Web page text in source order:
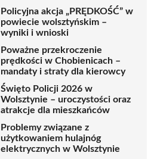
Policyjna akcja „PRĘDKOŚĆ” w
powiecie wolsztyńskim –
wyniki i wnioski
Poważne przekroczenie
prędkości w Chobienicach –
mandaty i straty dla kierowcy
Święto Policji 2026 w
Wolsztynie – uroczystości oraz
atrakcje dla mieszkańców
Problemy związane z
użytkowaniem hulajnóg
elektrycznych w Wolsztynie